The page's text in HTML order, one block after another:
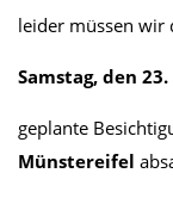
leider müssen wir
Samstag, den
geplante
Münstereifel